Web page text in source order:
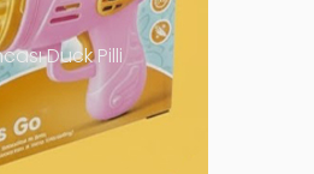
Duck Pilli